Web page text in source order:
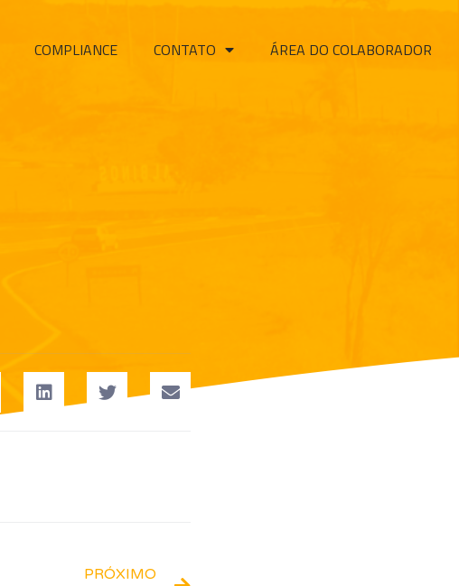
COMPLIANCE CONTATO ÁREA DO COLABORADOR
PRÓXIMO